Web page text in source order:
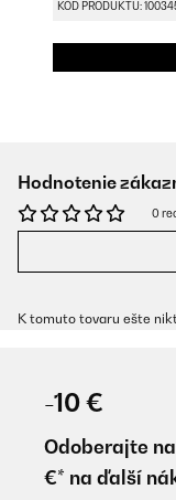
KÓD PRODUKTU:
Hodnotenie
0
K tomuto tovaru ešte
-10 €
Odoberajte
€* na ďalší